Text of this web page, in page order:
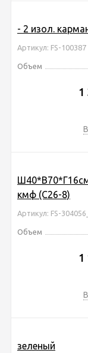
- 2 изол.
Артикул: FS-100387
Объем
1
кмф (C26-8)
Артикул: FS-
Объем
1
зеленый